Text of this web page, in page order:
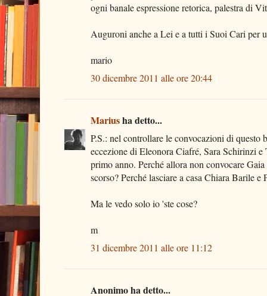
ogni banale espressione retorica, palestra di
Auguroni anche a Lei e a tutti i Suoi Cari per
mario
30 dicembre 2011 alle ore 20:44
Mariusha detto...
P.S.: nel controllare le convocazioni di questo
eccezione di Eleonora Ciafré, Sara Schirinzi e
primo anno. Perché allora non convocare
scorso? Perché lasciare a casa Chiara Barile
Ma le vedo solo io 'ste cose?
m
31 dicembre 2011 alle ore 11:12
Anonimo ha detto...